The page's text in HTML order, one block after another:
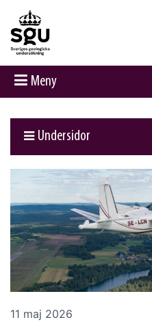
Meny
Undersidor
11 maj 2026